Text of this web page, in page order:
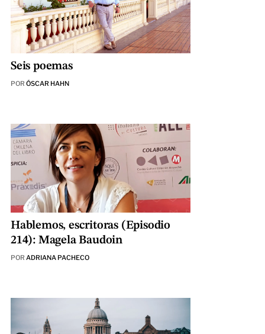
Seis poemas
POR ÓSCAR HAHN
Hablemos, escritoras (Episodio
214): Magela Baudoin
POR ADRIANA PACHECO